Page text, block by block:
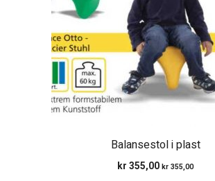
Balansestol i plast
kr 355,00 kr 355,00